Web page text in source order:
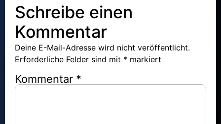
Schreibe einen
Kommentar
Deine E-Mail-Adresse wird nicht veröffentlicht.
Erforderliche Felder sind mit * markiert
Kommentar *